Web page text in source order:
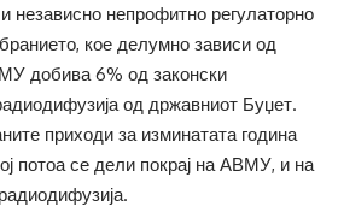
независно непрофитно регулаторно
кое делумно зависи од
добива 6% од законски
од државниот Буџет.
приходи за изминатата година
потоа се дели покрај на АВМУ, и на